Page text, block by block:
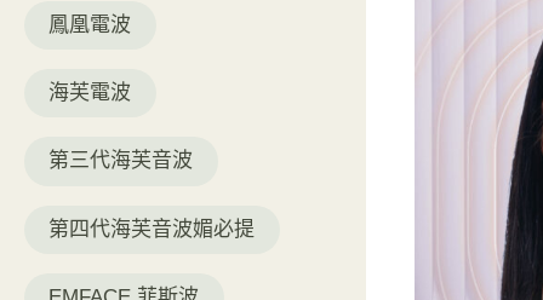
鳳凰電波
海芙電波
第三代海芙音波
第四代海芙音波媚必提